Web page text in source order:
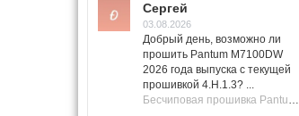
Сергей
03.08.2026
Добрый день, возможно ли
прошить Pantum M7100DW
2026 года выпуска с текущей
прошивкой 4.H.1.3? ...
Бесчиповая прошивка Pantum M7100 Series (M7100, M7108, M7102, M7103, M7105)